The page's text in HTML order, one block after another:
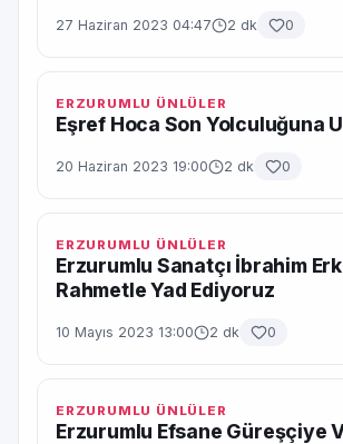
27 Haziran 2023 04:47 2 dk 0
ERZURUMLU ÜNLÜLER
Eşref Hoca Son Yolculuğuna
20 Haziran 2023 19:00 2 dk 0
ERZURUMLU ÜNLÜLER
Erzurumlu Sanatçı İbrahim
Rahmetle Yad Ediyoruz
10 Mayıs 2023 13:00 2 dk 0
ERZURUMLU ÜNLÜLER
Erzurumlu Efsane Güreşçiye